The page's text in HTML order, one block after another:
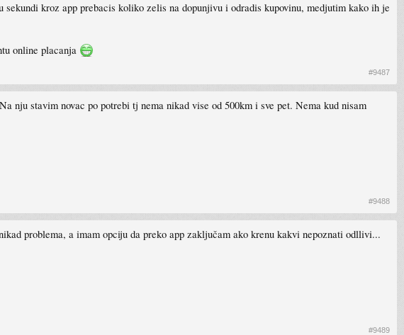
kroz app prebacis koliko zelis na dopunjivu i odradis kupovinu, medjutim kako ih je
online placanja
#9487
stavim novac po potrebi tj nema nikad vise od 500km i sve pet. Nema kud nisam
#9488
problema, a imam opciju da preko app zaključam ako krenu kakvi nepoznati odllivi...
#9489